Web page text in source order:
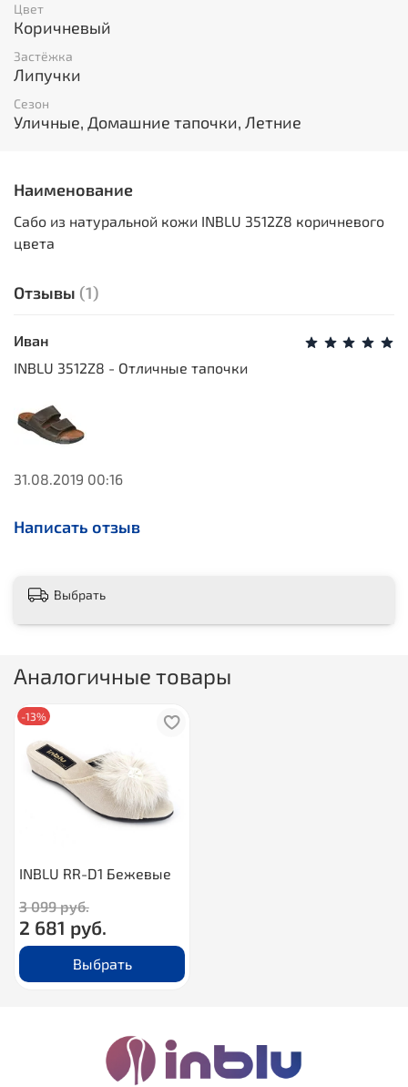
Цвет
Коричневый
Застёжка
Липучки
Сезон
Уличные, Домашние тапочки, Летние
Наименование
Сабо из натуральной кожи INBLU 3512Z8 коричневого
цвета
Отзывы (1)
Иван
INBLU 3512Z8 - Отличные тапочки
31.08.2019 00:16
Написать отзыв
Выбрать
Аналогичные товары
-13%
INBLU RR-D1 Бежевые
3 099 руб.
2 681 руб.
Выбрать